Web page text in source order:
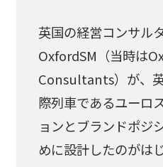
英国の経営コンサル
OxfordSM（当時は
Consultants）が、
際列車であるユーロ
ョンとブランドポジ
めに設計したのがは